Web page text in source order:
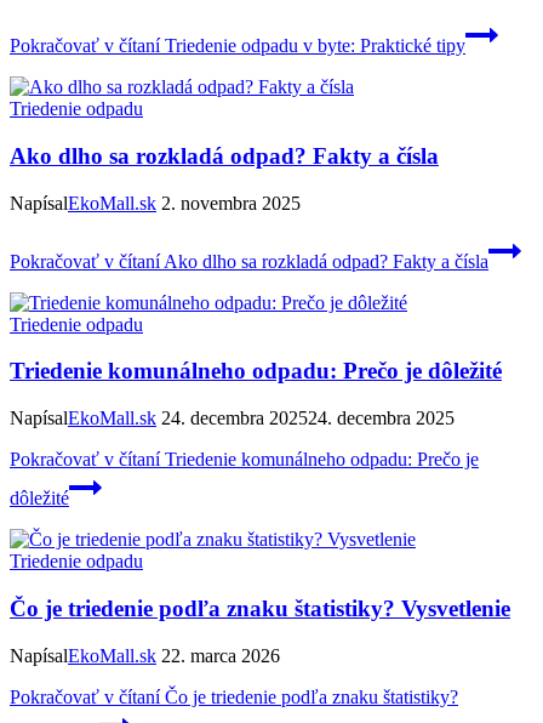
Pokračovať v čítaníTriedenie odpadu v byte: Praktické tipy
Triedenie odpadu
Ako dlho sa rozkladá odpad? Fakty a čísla
NapísalEkoMall.sk 2. novembra 2025
Pokračovať v čítaníAko dlho sa rozkladá odpad? Fakty a čísla
Triedenie odpadu
Triedenie komunálneho odpadu: Prečo je dôležité
NapísalEkoMall.sk 24. decembra 202524. decembra 2025
Pokračovať v čítaníTriedenie komunálneho odpadu: Prečo je
dôležité
Triedenie odpadu
Čo je triedenie podľa znaku štatistiky? Vysvetlenie
NapísalEkoMall.sk 22. marca 2026
Pokračovať v čítaníČo je triedenie podľa znaku štatistiky?